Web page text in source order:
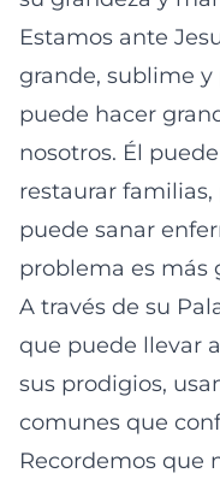
Estamos ante
grande, sublime
puede hacer
nosotros. Él
restaurar
puede sanar
problema es más
A través de su
que puede llevar
sus prodigios,
comunes que
Recordemos que